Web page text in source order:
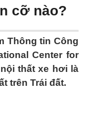
cỡ nào?
Thông tin Công
Center for
thất xe hơi là
trên Trái đất.